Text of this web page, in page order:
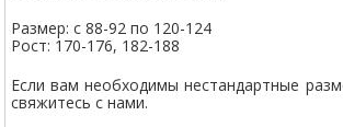
Размер: с 88-92 по 120-124
Рост: 170-176, 182-188
Если вам необходимы нестандартные
свяжитесь с нами.